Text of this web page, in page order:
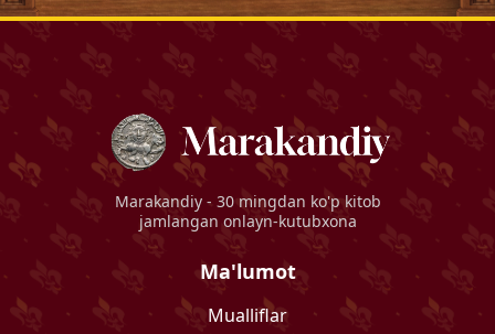
Marakandiy - 30 mingdan ko'p kitob
jamlangan onlayn-kutubxona
Ma'lumot
Mualliflar